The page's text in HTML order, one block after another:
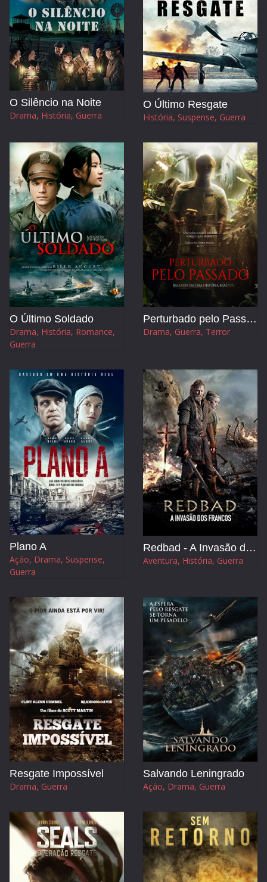
O Silêncio na Noite
Drama, História, Guerra
O Último Resgate
História, Suspense, Guerra
O Último Soldado
Drama, História, Romance,
Guerra
Perturbado pelo Passado
Drama, Guerra, Terror
Plano A
Ação, Drama, Suspense,
Guerra
Redbad - A Invasão dos Francos
Aventura, História, Guerra
Resgate Impossível
Drama, Guerra
Salvando Leningrado
Ação, Drama, Guerra